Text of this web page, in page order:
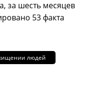
за шесть месяцев
53 факта
людей